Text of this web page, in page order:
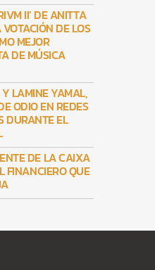
II’ DE ANITTA
DE LOS
MEJOR
DE MÚSICA
LAMINE YAMAL,
ODIO EN REDES
DURANTE EL
DE LA CAIXA
FINANCIERO QUE